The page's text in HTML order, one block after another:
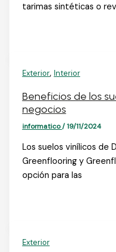
tarimas sintéticas o
Exterior, Interior
Beneficios de los
negocios
informatico/19/11/2024
Los suelos vinílicos de
Greenflooring y
opción para las
Exterior